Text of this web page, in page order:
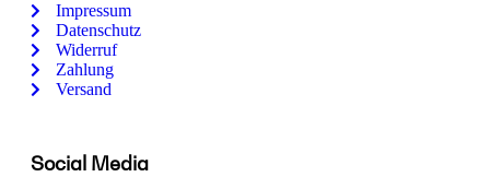
Impressum
Datenschutz
Widerruf
Zahlung
Versand
Social Media